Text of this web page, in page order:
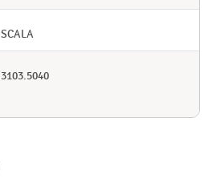
SCALA
3103.5040